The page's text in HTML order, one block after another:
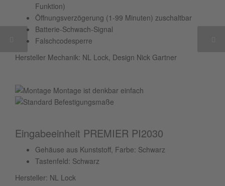
Funktion)
Öffnungsverzögerung (1-99 Minuten) zuschaltbar
Batterie-Schwach-Signal
Falschcodesperre
Hersteller Mechanik: NL Lock, Design Nick Gartner
Montage ist denkbar einfach
Eingabeeinheit PREMIER PI2030
Gehäuse aus Kunststoff, Farbe: Schwarz
Tastenfeld: Schwarz
Hersteller: NL Lock